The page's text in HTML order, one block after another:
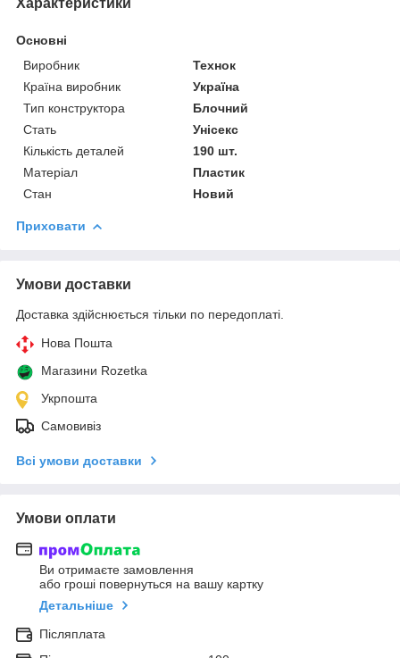
Основні
Виробник
Технок
Країна виробник
Україна
Тип конструктора
Блочний
Стать
Унісекс
Кількість деталей
190 шт.
Матеріал
Пластик
Стан
Новий
Приховати
Умови доставки
Доставка здійснюється тільки по передоплаті.
Нова Пошта
Магазини Rozetka
Укрпошта
Самовивіз
Всі умови доставки
Умови оплати
Ви отримаєте замовлення
або гроші повернуться на вашу картку
Детальніше
Післяплата